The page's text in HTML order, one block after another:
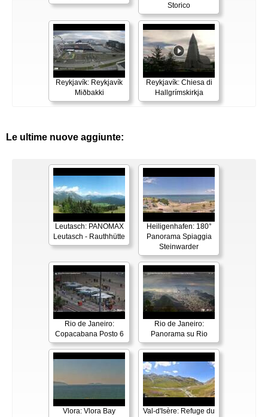
Storico
Reykjavík: Reykjavík
Miðbakki
Reykjavík: Chiesa di
Hallgrímskirkja
Le ultime nuove aggiunte:
Leutasch: PANOMAX
Leutasch - Rauthhütte
Heiligenhafen: 180°
Panorama Spiaggia
Steinwarder
Rio de Janeiro:
Copacabana Posto 6
Rio de Janeiro:
Panorama su Rio
Vlora: Vlora Bay Val-d'Isère: Refuge du